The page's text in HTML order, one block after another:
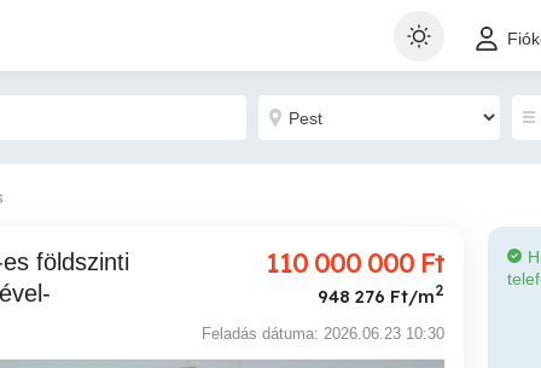
110 000 000 Ft
948 276 Ft/m2
Feladás dátuma: 2026.06.23 10:30